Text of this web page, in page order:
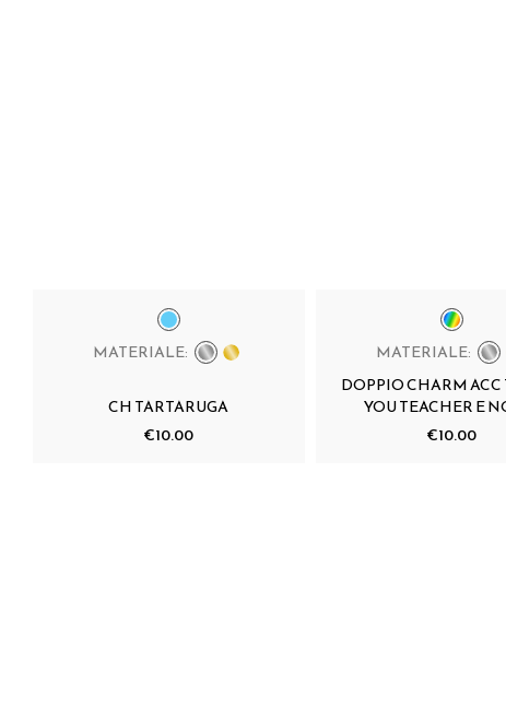
MATERIALE:
CH TARTARUGA
€10.00
MATERIALE:
DOPPIO CHARM
YOU TEACHER E
€10.00